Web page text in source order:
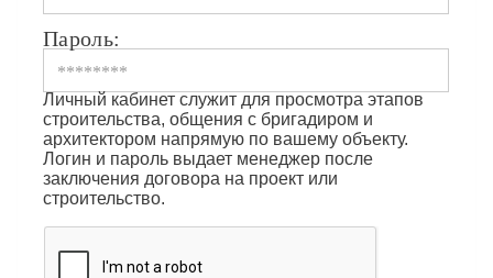
Пароль:
Личный кабинет служит для просмотра этапов
строительства, общения с бригадиром и
архитектором напрямую по вашему объекту.
Логин и пароль выдает менеджер после
заключения договора на проект или
строительство.